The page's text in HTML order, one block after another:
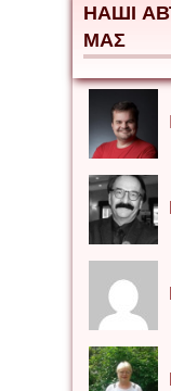
НАШІ
ΜΑΣ